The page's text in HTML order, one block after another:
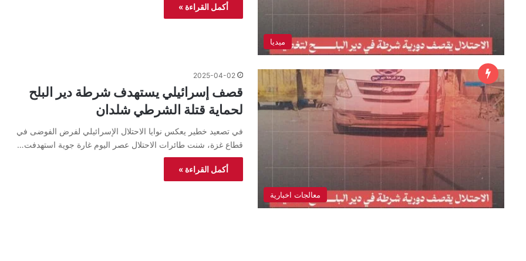
ميديا
أكمل القراءة »
معالجات اخبارية
2025-04-02
قصف إسرائيلي يستهدف شرطة دير البلح
لحماية قتلة الشرطي شلدان
في تصعيد خطير يعكس نوايا الاحتلال الإسرائيلي لفرض الفوضى في
قطاع غزة، شنت طائرات الاحتلال عصر اليوم غارة جوية استهدفت…
أكمل القراءة »